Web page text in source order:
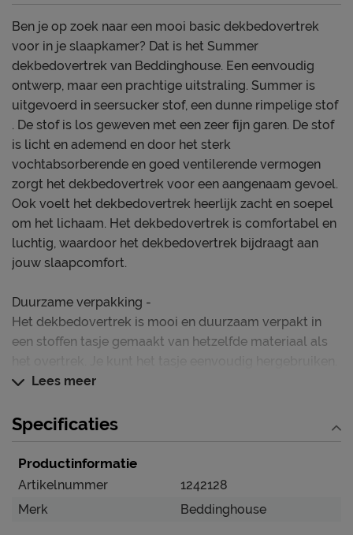
Ben je op zoek naar een mooi basic dekbedovertrek
voor in je slaapkamer? Dat is het Summer
dekbedovertrek van Beddinghouse. Een eenvoudig
ontwerp, maar een prachtige uitstraling. Summer is
uitgevoerd in seersucker stof, een dunne rimpelige stof
. De stof is los geweven met een zeer fijn garen. De stof
is licht en ademend en door het sterk
vochtabsorberende en goed ventilerende vermogen
zorgt het dekbedovertrek voor een aangenaam gevoel.
Ook voelt het dekbedovertrek heerlijk zacht en soepel
om het lichaam. Het dekbedovertrek is comfortabel en
luchtig, waardoor het dekbedovertrek bijdraagt aan
jouw slaapcomfort.
Duurzame verpakking -
Het dekbedovertrek is mooi en duurzaam verpakt in
een stoffen tasje gemaakt van hetzelfde materiaal als
Beddinghouse is een Nederlands familiebedrijf dat
gespecialiseerd is in het ontwerpen van trendy en
stijlvol beddengoed. Elk seizoen bieden we een
uitgebreide collectie dekbedovertrekken in prachtige
Lees meer
Specificaties
Productinformatie
Artikelnummer
1242128
Merk
Beddinghouse